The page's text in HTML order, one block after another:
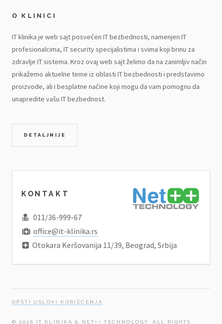
O KLINICI
IT klinika je web sajt posvećen IT bezbednosti, namenjen IT
profesionalcima, IT security specijalistima i svima koji brinu za
zdravlje IT sistema. Kroz ovaj web sajt želimo da na zanimljiv način
prikažemo aktuelne teme iz oblasti IT bezbednosti i predstavimo
proizvode, ali i besplatne načine koji mogu da vam pomognu da
unapredite vašu IT bezbednost.
DETALJNIJE
KONTAKT
011/36-999-67
office@it-klinika.rs
Otokara Keršovanija 11/39, Beograd, Srbija
OPŠTI USLOVI KORIŠĆENJA
© 2026 IT KLINIKA & NET++ TECHNOLOGY. ALL RIGHTS